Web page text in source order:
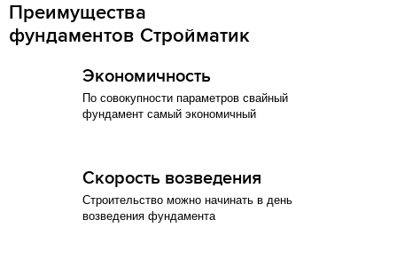
Преимущества
фундаментов Стройматик
Экономичность
По совокупности параметров свайный
фундамент самый экономичный
Скорость возведения
Строительство можно начинать в день
возведения фундамента